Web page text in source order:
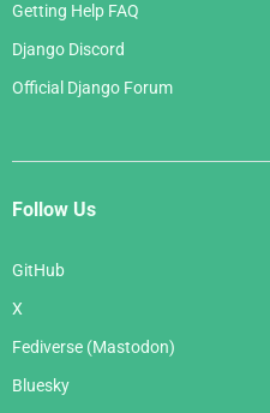
Getting Help FAQ
Django Discord
Official Django Forum
Follow Us
GitHub
X
Fediverse (Mastodon)
Bluesky